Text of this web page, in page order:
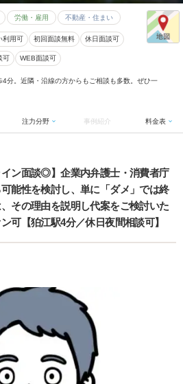
労働・雇用 不動産・住まい
利用可 初回面談無料 休日面談可
可 WEB面談可
分。近隣・沿線の方からもご相談も多数。ぜひ一
注力分野 事例紹介 料金表
イン面談◎】企業内弁護士・消費者庁
能性を検討し、単に「ダメ」では終
その理由を説明し代案をご検討いた
可【狛江駅4分／休日夜間相談可】